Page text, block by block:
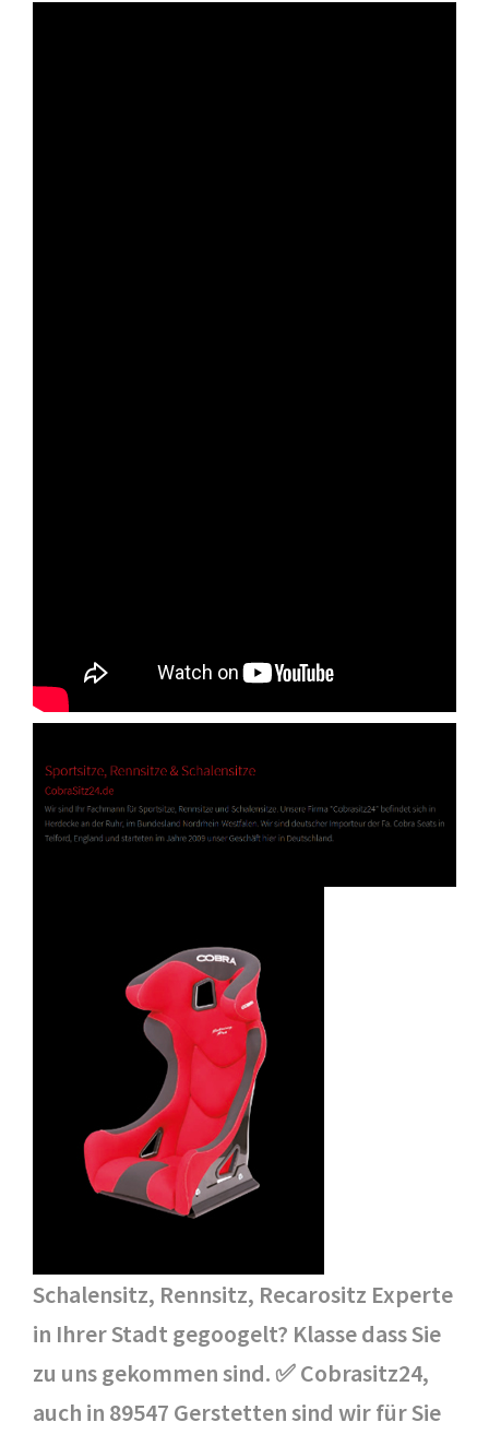
Schalensitz, Rennsitz, Recarositz Experte
in Ihrer Stadt gegoogelt? Klasse dass Sie
zu uns gekommen sind. ✅ Cobrasitz24,
auch in 89547 Gerstetten sind wir für Sie